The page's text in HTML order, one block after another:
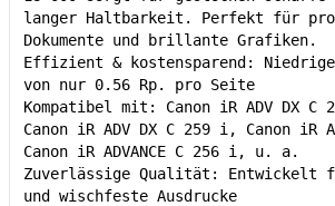
langer Haltbarkeit. Perfekt für
Dokumente und brillante Grafiken.
Effizient & kostensparend: Niedrige
von nur 0.56 Rp. pro Seite
Kompatibel mit: Canon iR ADV DX C
Canon iR ADV DX C 259 i, Canon iR
Canon iR ADVANCE C 256 i, u. a.
Zuverlässige Qualität: Entwickelt
und wischfeste Ausdrucke